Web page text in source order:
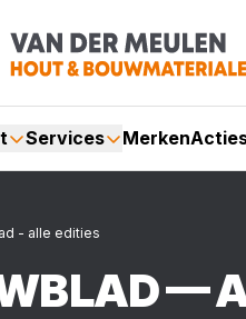
Services Merken
- alle edities
—